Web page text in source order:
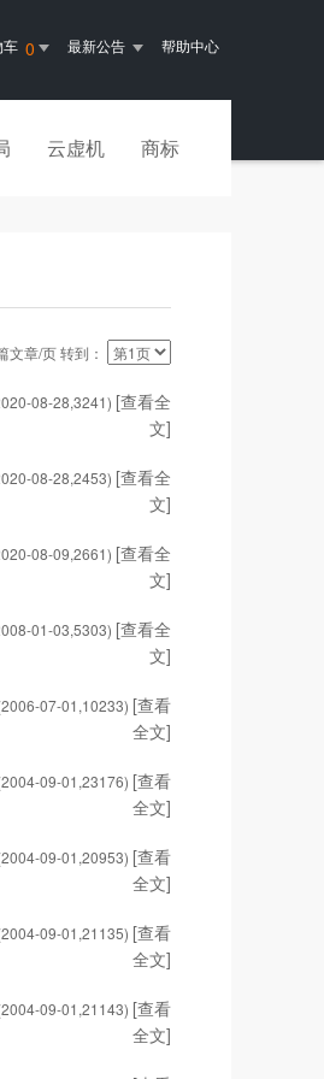
车 0 最新公告 帮助中心
云虚机 商标
文章/页 转到：
08-28,3241) [查看全
文]
08-28,2453) [查看全
文]
08-09,2661) [查看全
文]
01-03,5303) [查看全
文]
07-01,10233) [查看
全文]
09-01,23176) [查看
全文]
09-01,20953) [查看
全文]
09-01,21135) [查看
全文]
09-01,21143) [查看
全文]